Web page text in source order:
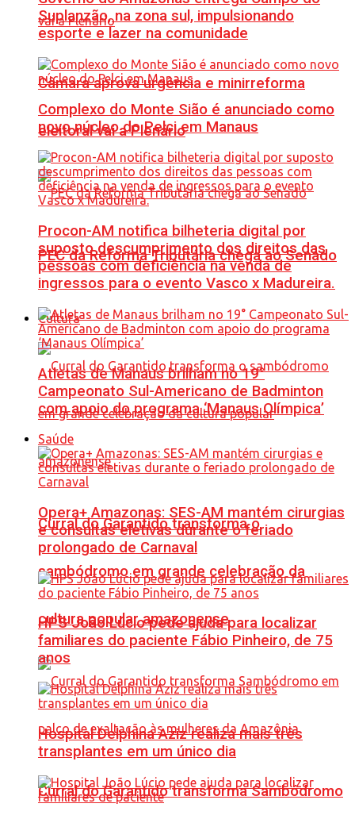
Câmara aprova urgência e minirreforma
eleitoral vai a Plenário
PEC da Reforma Tributária chega ao Senado
Cultura
Curral do Garantido transforma o
sambódromo em grande celebração da
cultura popular amazonense
Curral do Garantido transforma Sambódromo
Suplanzão, na zona sul, impulsionando
esporte e lazer na comunidade
Complexo do Monte Sião é anunciado como
novo núcleo do Pelci em Manaus
Procon-AM notifica bilheteria digital por
suposto descumprimento dos direitos das
pessoas com deficiência na venda de
ingressos para o evento Vasco x Madureira.
Atletas de Manaus brilham no 19°
Campeonato Sul-Americano de Badminton
com apoio do programa ‘Manaus Olímpica’
Saúde
Opera+ Amazonas: SES-AM mantém cirurgias
e consultas eletivas durante o feriado
prolongado de Carnaval
HPS João Lúcio pede ajuda para localizar
familiares do paciente Fábio Pinheiro, de 75
anos
Hospital Delphina Aziz realiza mais três
transplantes em um único dia